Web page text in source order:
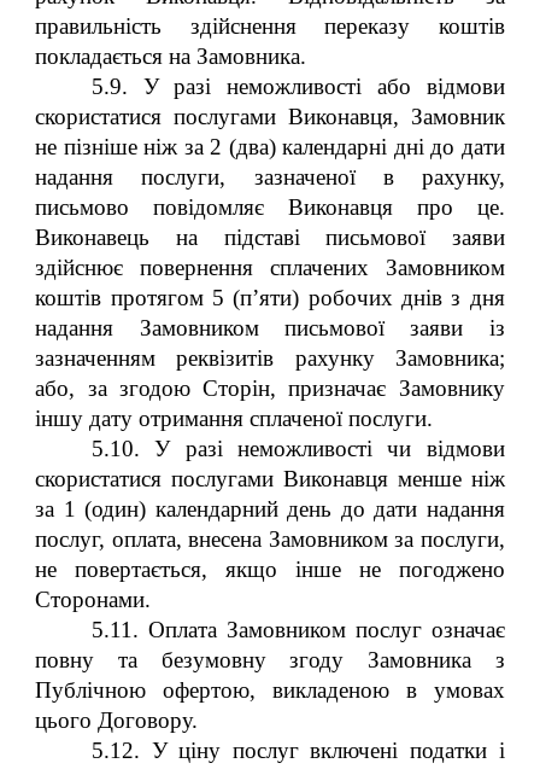
правильність здійснення переказу коштів
покладається на Замовника.
5.9. У разі неможливості або відмови
скористатися послугами Виконавця, Замовник
не пізніше ніж за 2 (два) календарні дні до дати
надання послуги, зазначеної в рахунку,
письмово повідомляє Виконавця про це.
Виконавець на підставі письмової заяви
здійснює повернення сплачених Замовником
коштів протягом 5 (п’яти) робочих днів з дня
надання Замовником письмової заяви із
зазначенням реквізитів рахунку Замовника;
або, за згодою Сторін, призначає Замовнику
іншу дату отримання сплаченої послуги.
5.10. У разі неможливості чи відмови
скористатися послугами Виконавця менше ніж
за 1 (один) календарний день до дати надання
послуг, оплата, внесена Замовником за послуги,
не повертається, якщо інше не погоджено
Сторонами.
5.11. Оплата Замовником послуг означає
повну та безумовну згоду Замовника з
Публічною офертою, викладеною в умовах
цього Договору.
5.12. У ціну послуг включені податки і